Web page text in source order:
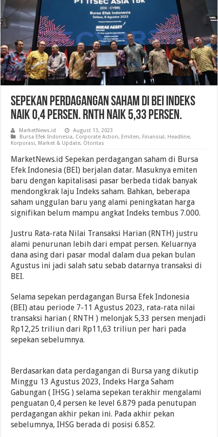
Sepekan Perdagangan Saham Di BEI Indeks
Naik 0,4 Persen. RNTH Naik 5,33 Persen.
MarketNews.id
August 13, 2023
Bursa Efek Indonesia, Corporate Action, Emiten, Finansial, Headline,
Korporasi, Market & Update, Otoritas
MarketNews.id Sepekan perdagangan saham di Bursa
Efek Indonesia (BEI) berjalan datar. Masuknya emiten
baru dengan kapitalisasi pasar berbeda tidak banyak
mendongkrak laju Indeks saham. Bahkan, beberapa
saham unggulan baru yang alami peningkatan harga
signifikan belum mampu angkat Indeks tembus 7.000.
Justru Rata-rata Nilai Transaksi Harian (RNTH) justru
alami penurunan lebih dari empat persen. Keluarnya
dana asing dari pasar modal dalam dua pekan bulan
Agustus ini jadi salah satu sebab datarnya transaksi di
BEI.
Selama sepekan perdagangan Bursa Efek Indonesia
(BEI) atau periode 7-11 Agustus 2023, rata-rata nilai
transaksi harian ( RNTH ) melonjak 5,33 persen menjadi
Rp12,25 triliun dari Rp11,63 triliun per hari pada
sepekan sebelumnya.
Berdasarkan data perdagangan di Bursa yang dikutip
Minggu 13 Agustus 2023, Indeks Harga Saham
Gabungan ( IHSG ) selama sepekan terakhir mengalami
penguatan 0,4 persen ke level 6.879 pada penutupan
perdagangan akhir pekan ini. Pada akhir pekan
sebelumnya, IHSG berada di posisi 6.852.